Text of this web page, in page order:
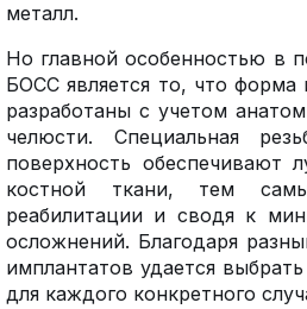
металл.
Но главной особенностью в
БОСС является то, что форма
разработаны с учетом
челюсти. Специальная
поверхность обеспечивают
костной ткани, тем
реабилитации и сводя к
осложнений. Благодаря
имплантатов удается
для каждого конкретного